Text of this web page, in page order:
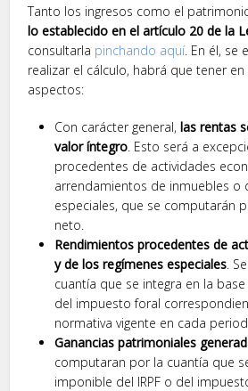
Tanto los ingresos como el
lo establecido en el artículo 20 de la
consultarla pinchando aquí. En él, se
realizar el cálculo, habrá que tener
aspectos:
Con carácter general, las rentas
valor íntegro. Esto será a
procedentes de actividades
arrendamientos de inmuebles o
especiales, que se computarán
neto.
Rendimientos procedentes de
y de los regímenes especiales.
cuantía que se integra en la
del impuesto foral
normativa vigente en cada
Ganancias patrimoniales
computaran por la cuantía que
imponible del IRPF o del